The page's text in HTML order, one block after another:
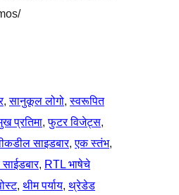
, सानुकूल लोगो, स्वरूपित
प्रतिमा, फुटर विजेट्स
साइडबार, एक स्तंभ
, RTL भाषेचे
, थीम पर्याय, थ्रेडेड